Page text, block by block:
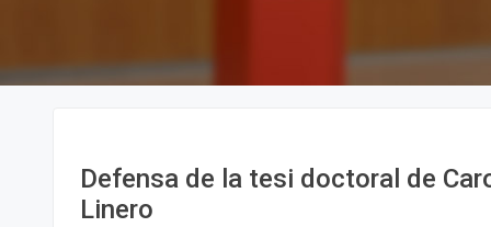
Defensa de la tesi doctoral de
Linero